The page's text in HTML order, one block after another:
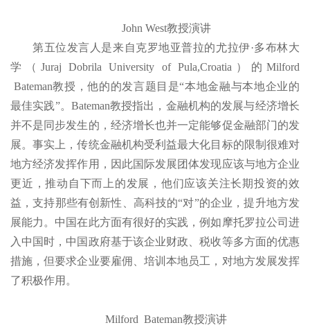
John West教授演讲
第五位发言人是来自克罗地亚普拉的尤拉伊·多布林大
学（Juraj Dobrila University of Pula,Croatia）的Milford
Bateman教授，他的的发言题目是“本地金融与本地企业的
最佳实践”。Bateman教授指出，金融机构的发展与经济增长
并不是同步发生的，经济增长也并一定能够促金融部门的发
展。事实上，传统金融机构受利益最大化目标的限制很难对
地方经济发挥作用，因此国际发展团体发现应该与地方企业
更近，推动自下而上的发展，他们应该关注长期投资的效
益，支持那些有创新性、高科技的“对”的企业，提升地方发
展能力。中国在此方面有很好的实践，例如摩托罗拉公司进
入中国时，中国政府基于该企业财政、税收等多方面的优惠
措施，但要求企业要雇佣、培训本地员工，对地方发展发挥
了积极作用。
Milford Bateman教授演讲